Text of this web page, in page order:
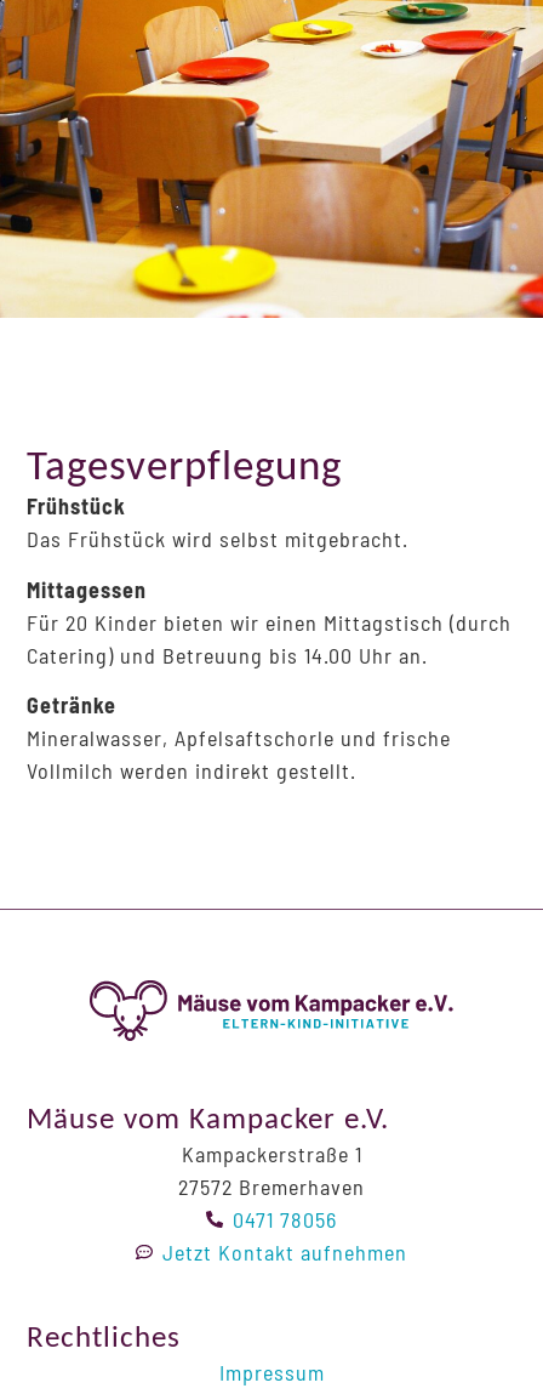
Tagesverpflegung
Frühstück
Das Frühstück wird selbst mitgebracht.
Mittagessen
Für 20 Kinder bieten wir einen Mittagstisch (durch
Catering) und Betreuung bis 14.00 Uhr an.
Getränke
Mineralwasser, Apfelsaftschorle und frische
Vollmilch werden indirekt gestellt.
Mäuse vom Kampacker e.V.
Kampackerstraße 1
27572 Bremerhaven
0471 78056
Jetzt Kontakt aufnehmen
Rechtliches
Impressum